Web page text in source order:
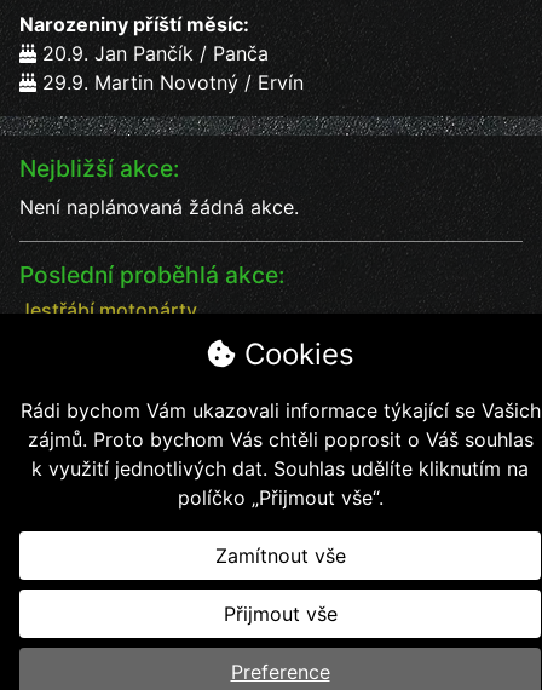
Narozeniny příští měsíc:
20.9. Jan Pančík / Panča
29.9. Martin Novotný / Ervín
Nejbližší akce:
Není naplánovaná žádná akce.
Poslední proběhlá akce:
Jestřábí motopárty
Jestřábí motopárty od 18 - 20.7. vystoupení kapel
Čas: 17:00
Místo:Jestřábí chýše
soutěže, kapely, jídlo, pití bezva kalba
Kollert Slavomír - E-shopy a webové stránky
Cookies
Rádi bychom Vám ukazovali informace týkající se Vašich
zájmů. Proto bychom Vás chtěli poprosit o Váš souhlas
k využití jednotlivých dat. Souhlas udělíte kliknutím na
políčko „Přijmout vše“.
Zamítnout vše
Přijmout vše
Preference